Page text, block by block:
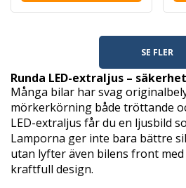
SE FLER
Runda LED-extraljus –
Många bilar har svag
mörkerkörning både tröttande
LED-extraljus får du en ljusbild
Lamporna ger inte bara bättre
utan lyfter även bilens front med
kraftfull design.